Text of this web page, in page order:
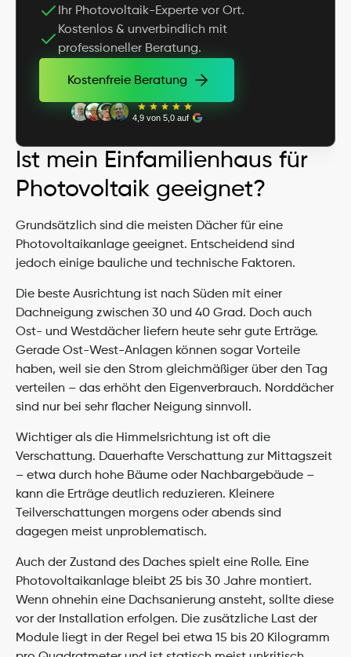
Ihr Photovoltaik-Experte vor Ort.
Kostenlos & unverbindlich mit
professioneller Beratung.
Kostenfreie Beratung
4,9 von 5,0 auf
Ist mein Einfamilienhaus für
Photovoltaik geeignet?
Grundsätzlich sind die meisten Dächer für eine
Photovoltaikanlage geeignet. Entscheidend sind
jedoch einige bauliche und technische Faktoren.
Die beste Ausrichtung ist nach Süden mit einer
Dachneigung zwischen 30 und 40 Grad. Doch auch
Ost- und Westdächer liefern heute sehr gute Erträge.
Gerade Ost-West-Anlagen können sogar Vorteile
haben, weil sie den Strom gleichmäßiger über den Tag
verteilen – das erhöht den Eigenverbrauch. Norddächer
sind nur bei sehr flacher Neigung sinnvoll.
Wichtiger als die Himmelsrichtung ist oft die
Verschattung. Dauerhafte Verschattung zur Mittagszeit
– etwa durch hohe Bäume oder Nachbargebäude –
kann die Erträge deutlich reduzieren. Kleinere
Teilverschattungen morgens oder abends sind
dagegen meist unproblematisch.
Auch der Zustand des Daches spielt eine Rolle. Eine
Photovoltaikanlage bleibt 25 bis 30 Jahre montiert.
Wenn ohnehin eine Dachsanierung ansteht, sollte diese
vor der Installation erfolgen. Die zusätzliche Last der
Module liegt in der Regel bei etwa 15 bis 20 Kilogramm